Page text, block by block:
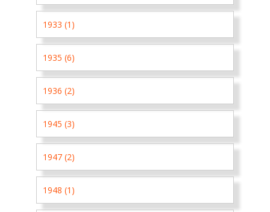
1933 (1)
1935 (6)
1936 (2)
1945 (3)
1947 (2)
1948 (1)